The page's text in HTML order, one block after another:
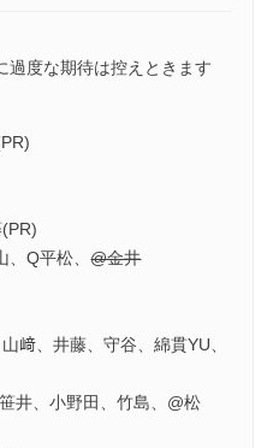
過度な期待は控えときます
、Q平松、@金井
﨑、井藤、守谷、綿貫YU、
井、小野田、竹島、@松